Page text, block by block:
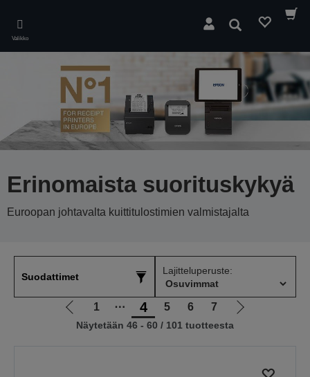
main
content
Valikko
Hae
Erinomaista suorituskykyä
Euroopan johtavalta kuittitulostimien valmistajalta
Suodattimet
Lajitteluperuste:
Siirry
edelliselle
1 ⋯ 4 5 6 7
Siirry
Näytetään 46 - 60 / 101 tuotteesta